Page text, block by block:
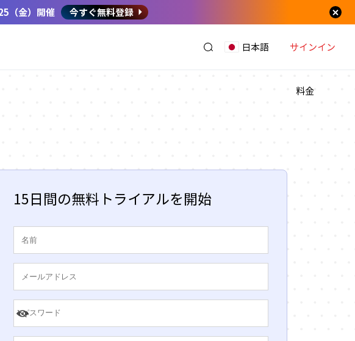
（金）開催 今すぐ無料登録
日本語 サインイン
料金
15日間の無料トライアルを開始